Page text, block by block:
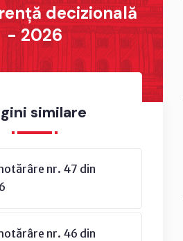
decizională
- 2026
similare
nr. 47 din
nr. 46 din